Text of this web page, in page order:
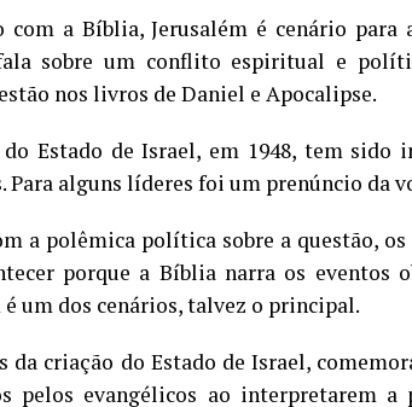
com a Bíblia, Jerusalém é cenário
sobre um conflito espiritual e
nos livros de Daniel e Apocalipse.
Estado de Israel, em 1948, tem sido
Para alguns líderes foi um prenúncio da
a polêmica política sobre a questão,
porque a Bíblia narra os eventos
é um dos cenários, talvez o principal.
da criação do Estado de Israel,
pelos evangélicos ao interpretarem a